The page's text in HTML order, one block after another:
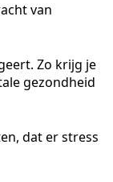
van
Zo krijg je
gezondheid
dat er stress